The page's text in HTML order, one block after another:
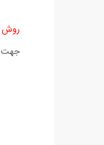
روش
جهت